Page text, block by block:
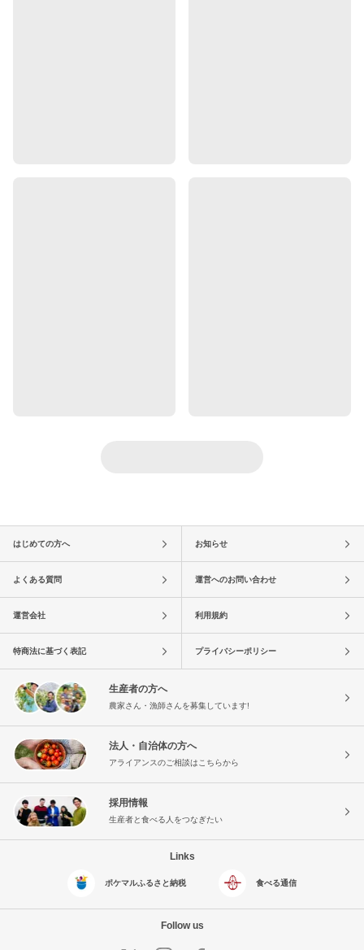
はじめての方へ お知らせ
よくある質問 運営へのお問い合わせ
運営会社 利用規約
特商法に基づく表記 プライバシーポリシー
生産者の方へ
農家さん・漁師さんを募集しています!
法人・自治体の方へ
アライアンスのご相談はこちらから
採用情報
生産者と食べる人をつなぎたい
Links
ポケマルふるさと納税 食べる通信
Follow us